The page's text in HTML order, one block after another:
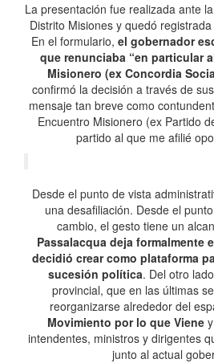
La presentación fue realizada ante
Distrito Misiones y quedó
En el formulario, el gobernador
que renunciaba “en particular
Misionero (ex Concordia
confirmó la decisión a través de
mensaje tan breve como
Encuentro Misionero (ex Partido
partido al que me afilié
Desde el punto de vista
una desafiliación. Desde el
cambio, el gesto tiene un
Passalacqua deja formalmente
decidió crear como plataforma
sucesión política. Del otro
provincial, que en las últimas
reorganizarse alrededor del
Movimiento por lo que Vieney
intendentes, ministros y dirigentes
junto al actual